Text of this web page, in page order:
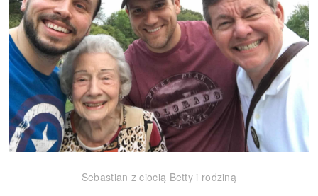
Sebastian z ciocią Betty i rodziną